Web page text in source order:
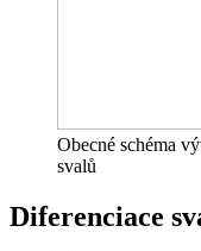
Obecné schéma
svalů
Diferenciace